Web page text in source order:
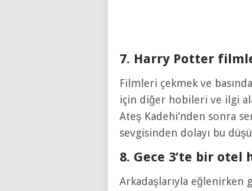
7. Harry Potter
Filmleri çekmek ve
için diğer hobileri ve ilgi
Ateş Kadehi’nden sonra
sevgisinden dolayı bu
8. Gece 3’te bir otel
Arkadaşlarıyla eğlenirken